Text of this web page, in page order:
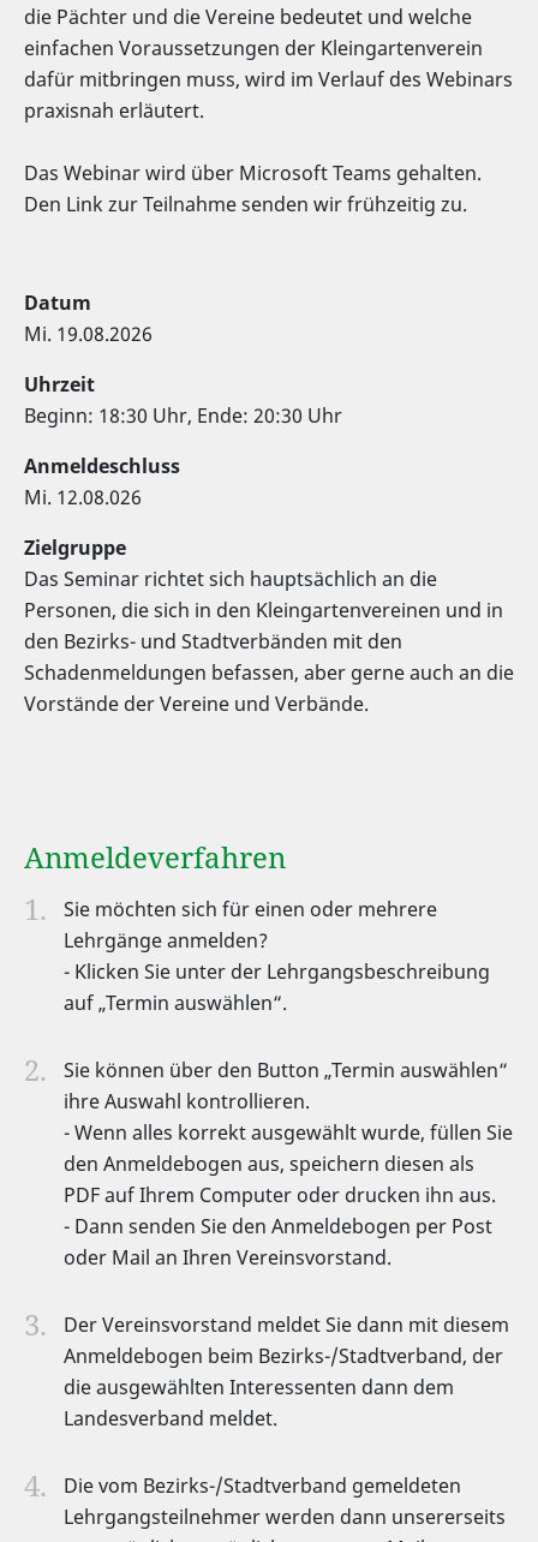
die Pächter und die Vereine bedeutet und welche
einfachen Voraussetzungen der Kleingartenverein
dafür mitbringen muss, wird im Verlauf des Webinars
praxisnah erläutert.
Das Webinar wird über Microsoft Teams gehalten.
Den Link zur Teilnahme senden wir frühzeitig zu.
Datum
Mi. 19.08.2026
Uhrzeit
Beginn: 18:30 Uhr, Ende: 20:30 Uhr
Anmeldeschluss
Mi. 12.08.026
Zielgruppe
Das Seminar richtet sich hauptsächlich an die
Personen, die sich in den Kleingartenvereinen und in
den Bezirks- und Stadtverbänden mit den
Schadenmeldungen befassen, aber gerne auch an die
Vorstände der Vereine und Verbände.
Anmeldeverfahren
Sie möchten sich für einen oder mehrere
Lehrgänge anmelden?
- Klicken Sie unter der Lehrgangsbeschreibung
auf „Termin auswählen“.
Sie können über den Button „Termin auswählen“
ihre Auswahl kontrollieren.
- Wenn alles korrekt ausgewählt wurde, füllen Sie
den Anmeldebogen aus, speichern diesen als
PDF auf Ihrem Computer oder drucken ihn aus.
- Dann senden Sie den Anmeldebogen per Post
oder Mail an Ihren Vereinsvorstand.
Der Vereinsvorstand meldet Sie dann mit diesem
Anmeldebogen beim Bezirks-/Stadtverband, der
die ausgewählten Interessenten dann dem
Landesverband meldet.
Die vom Bezirks-/Stadtverband gemeldeten
Lehrgangsteilnehmer werden dann unsererseits